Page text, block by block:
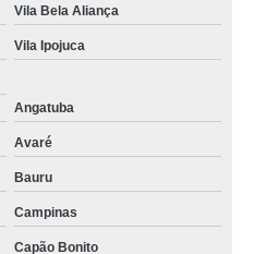
Vila Bela Aliança
Vila Ipojuca
Angatuba
Avaré
Bauru
Campinas
Capão Bonito